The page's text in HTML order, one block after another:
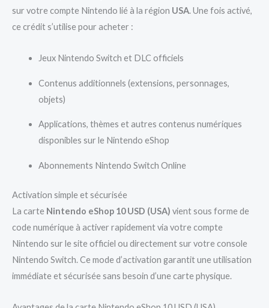
sur votre compte Nintendo lié à la région USA. Une fois activé,
ce crédit s’utilise pour acheter :
Jeux Nintendo Switch et DLC officiels
Contenus additionnels (extensions, personnages,
objets)
Applications, thèmes et autres contenus numériques
disponibles sur le Nintendo eShop
Abonnements Nintendo Switch Online
Activation simple et sécurisée
La carte Nintendo eShop 10 USD (USA) vient sous forme de
code numérique à activer rapidement via votre compte
Nintendo sur le site officiel ou directement sur votre console
Nintendo Switch. Ce mode d’activation garantit une utilisation
immédiate et sécurisée sans besoin d’une carte physique.